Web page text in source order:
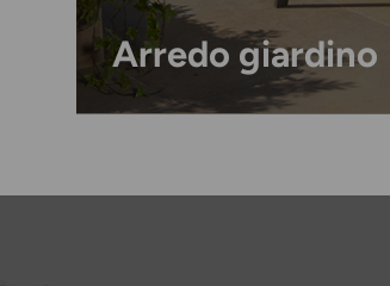
Arredo giardino